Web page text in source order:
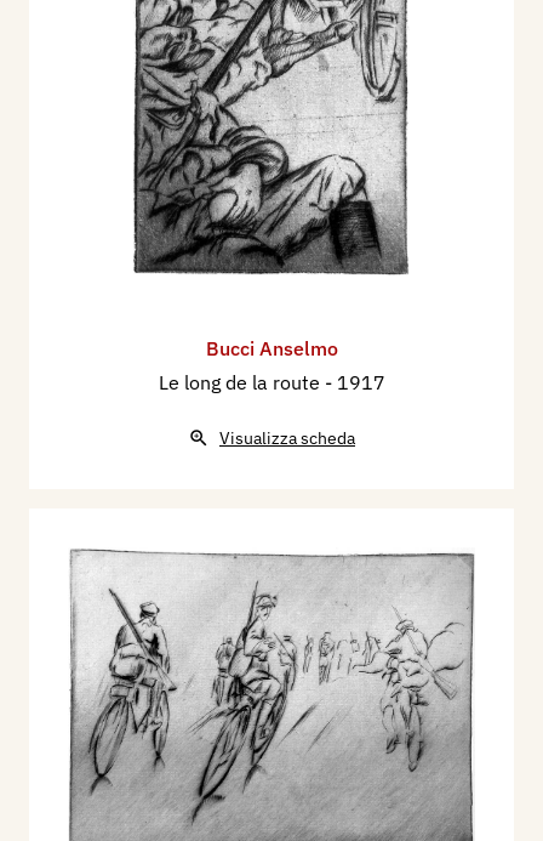
Bucci Anselmo
Le long de la route - 1917
Visualizza scheda